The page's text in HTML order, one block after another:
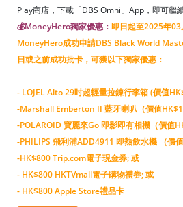
Play商店，下載「DBS Omni」App，即可繼
💰MoneyHero獨家優惠： 即日起至2025年
MoneyHero成功申請DBS Black World
日或之前成功批卡，可獲以下獨家優惠：
- LOJEL Alto 29吋超輕量拉鍊行李箱 (價值
-Marshall Emberton II 藍牙喇叭（價值
-POLAROID 寶麗來Go 即影即有相機（價值
-PHILIPS 飛利浦ADD4911 即熱飲水機 （價
-HK$800 Trip.com電子現金券; 或
- HK$800 HKTVmall電子購物禮券; 或
- HK$800 Apple Store禮品卡